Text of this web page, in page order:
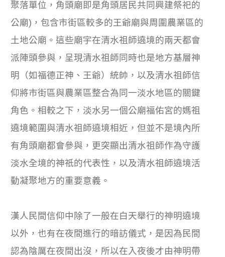
聚落單位，角頭廟即是角頭居民共同興建祭祀的
公廟)，包含市街區較多的王爺廟與周圍農業區的
土地公廟。這些廟宇在清水祖師遶境的兩天都會
派陣頭參與，呈現清水祖師同時也是地方基層神
明（如福德正神、王爺）統帥，以及清水祖師信
仰將市街區與農業區整合為同一淡水地區的關鍵
角色。相較之下，淡水另一個公廟福佑宮的媽祖
遶境範圍與清水祖師遶境相近，但並不是境內所
有角頭廟都會參與，更突顯出清水祖師作為守護
淡水全境的神祇的代表性，以及清水祖師遶境活
動凝聚地方的重要意義。
漢人民間信仰中除了一般在白天舉行的神明遶境
以外，也有在夜間進行的暗訪儀式，是因為民間
認為陰厲在夜間出沒，所以在入夜後才由神明帶